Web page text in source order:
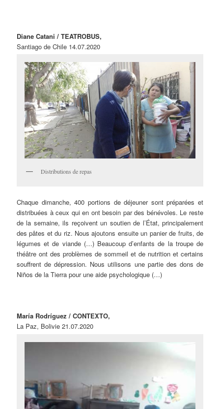
Diane Catani / TEATROBUS,
Santiago de Chile 14.07.2020
Distributions de repas
Chaque dimanche, 400 portions de déjeuner sont préparées et
distribuées à ceux qui en ont besoin par des bénévoles. Le reste
de la semaine, ils reçoivent un soutien de l’État, principalement
des pâtes et du riz. Nous ajoutons ensuite un panier de fruits, de
légumes et de viande (…) Beaucoup d’enfants de la troupe de
théâtre ont des problèmes de sommeil et de nutrition et certains
souffrent de dépression. Nous utilisons une partie des dons de
Niños de la Tierra pour une aide psychologique (…)
María Rodríguez / CONTEXTO,
La Paz, Bolivie 21.07.2020